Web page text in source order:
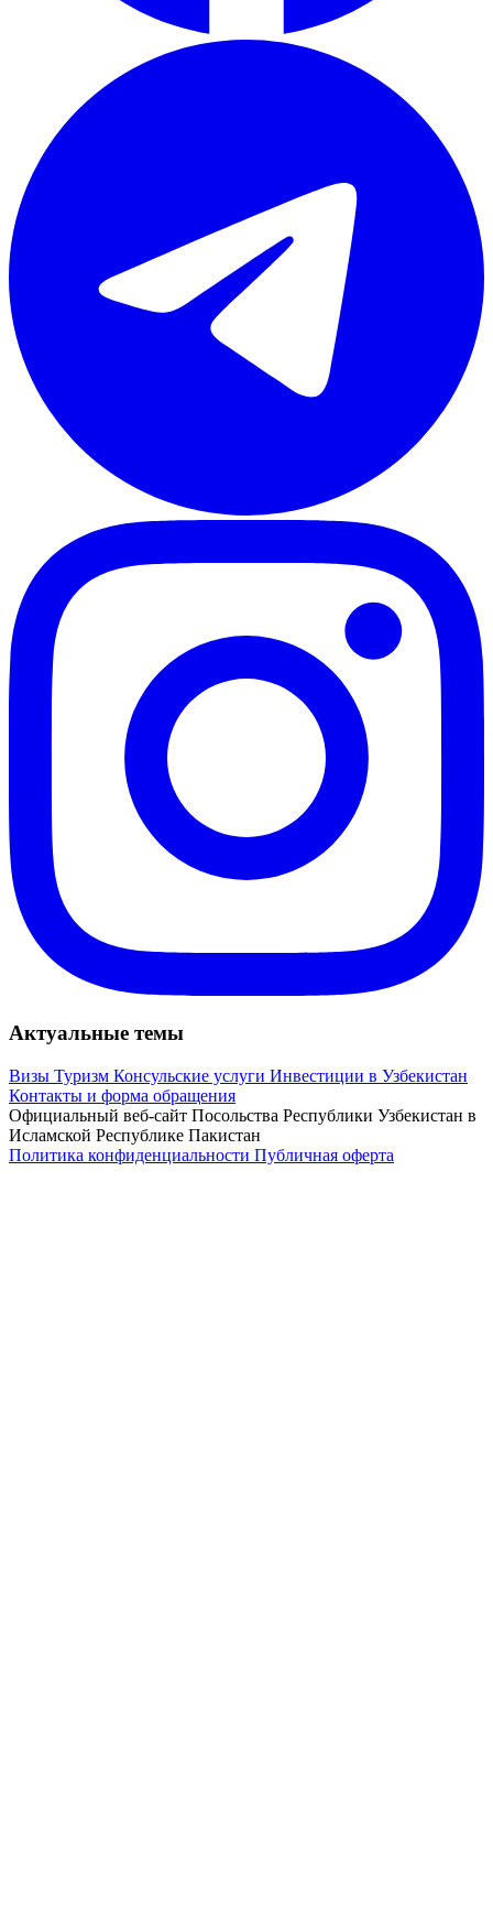
Актуальные темы
Визы Туризм Консульские услуги Инвестиции в Узбекистан
Контакты и форма обращения
Официальный веб-сайт Посольства Республики Узбекистан в
Исламской Республике Пакистан
Политика конфиденциальности Публичная оферта